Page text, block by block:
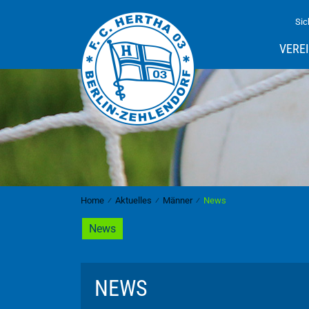
Home ⁄ Aktuelles ⁄ Männer ⁄ News
News
NEWS